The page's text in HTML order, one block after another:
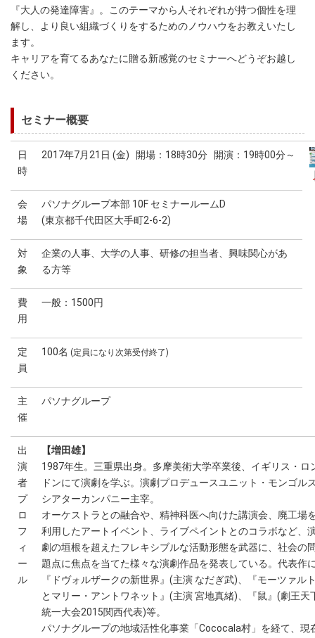
『大人の発達障害』。このテーマから人それぞれが持つ個性を理
解し、より良い組織づくりをするためのノウハウをお教えいたし
ます。
キャリアを育てるあなたに贈る新感覚のセミナーへどうぞお越し
ください。
セミナー概要
日
時
2017年7月21日 (金) 開場：18時30分 開演：19時00分～
会
場
パソナグループ本部 10F セミナールームD
(東京都千代田区大手町2-6-2)
対
象
企業の人事、大学の人事、研修の担当者、興味関心があ
る方等
費
用
一般：1500円
定
員
100名 (定員になり次第受付終了)
主
催
パソナグループ
出
演
者
プ
ロ
フ
ィ
ー
ル
【増田雄】
1987年生。三重県出身。多摩美術大学卒業後、イギリス・ロ
ドンにて演劇を学ぶ。演劇プロデュースユニット・モンゴル
シアターカンパニー主宰。
オーケストラとの融合や、精神科医へ向けた講演会、廃工場
利用したアートイベント、ライブペイントとのコラボなど、
劇の垣根を超えたフレキシブルな活動形態を武器に、社会の
題点に焦点を当てた様々な演劇作品を発表している。代表作
『ドヴォルザークの新世界』(主演 なだぎ武)、『モーツァル
とマリー・アントワネット』(主演 宮地真緒)、『鼠』(劇王天
統一大会2015関西代表)等。
パソナグループの地域活性化事業「Cococala村」を経て、現